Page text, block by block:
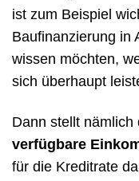
ist zum Beispiel
Baufinanzierung in
wissen möchten,
sich überhaupt
Dann stellt nämlich
verfügbare
für die Kreditrate